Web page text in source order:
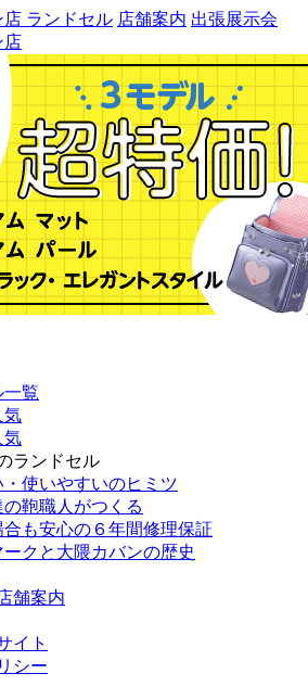
ランドセル 店舗案内 出張展示会
一覧
気
気
ランドセル
使いやすいのヒミツ
鞄職人がつくる
も安心の６年間修理保証
ークと大隈カバンの歴史
舗案内
イト
シー